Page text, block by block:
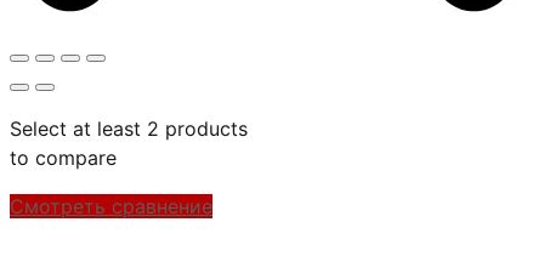
Select at least 2 products
to compare
Смотреть сравнение